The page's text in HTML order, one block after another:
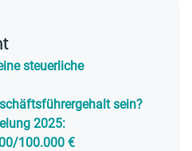
steuerliche
sein?
2025:
100.000 €